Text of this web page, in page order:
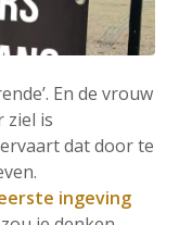
En de vrouw
ziel is
dat door te
ingeving